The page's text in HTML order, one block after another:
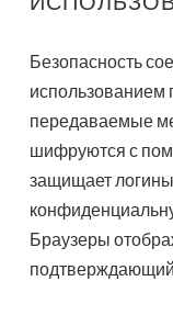
Безопасность
использованием
передаваемые
шифруются с
защищает
Браузеры